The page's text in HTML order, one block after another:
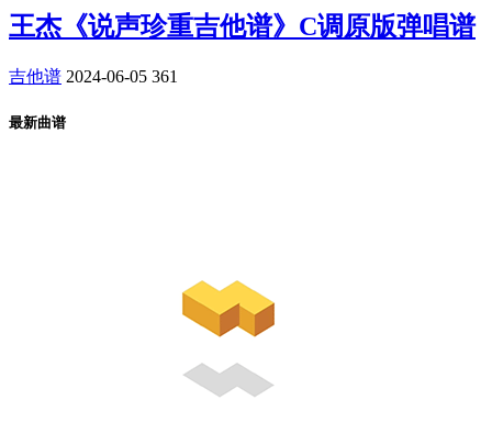
王杰《说声珍重吉他谱》C调原版弹唱谱
吉他谱 2024-06-05 361
最新曲谱